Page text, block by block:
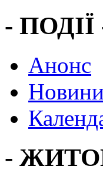
- ПОДІЇ
Анонс
Новини
-